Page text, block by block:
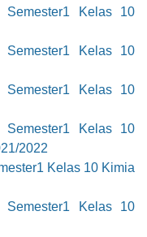
Kelas 10
Kelas 10
Kelas 10
Kelas 10
2022
Kelas 10 Kimia
Kelas 10